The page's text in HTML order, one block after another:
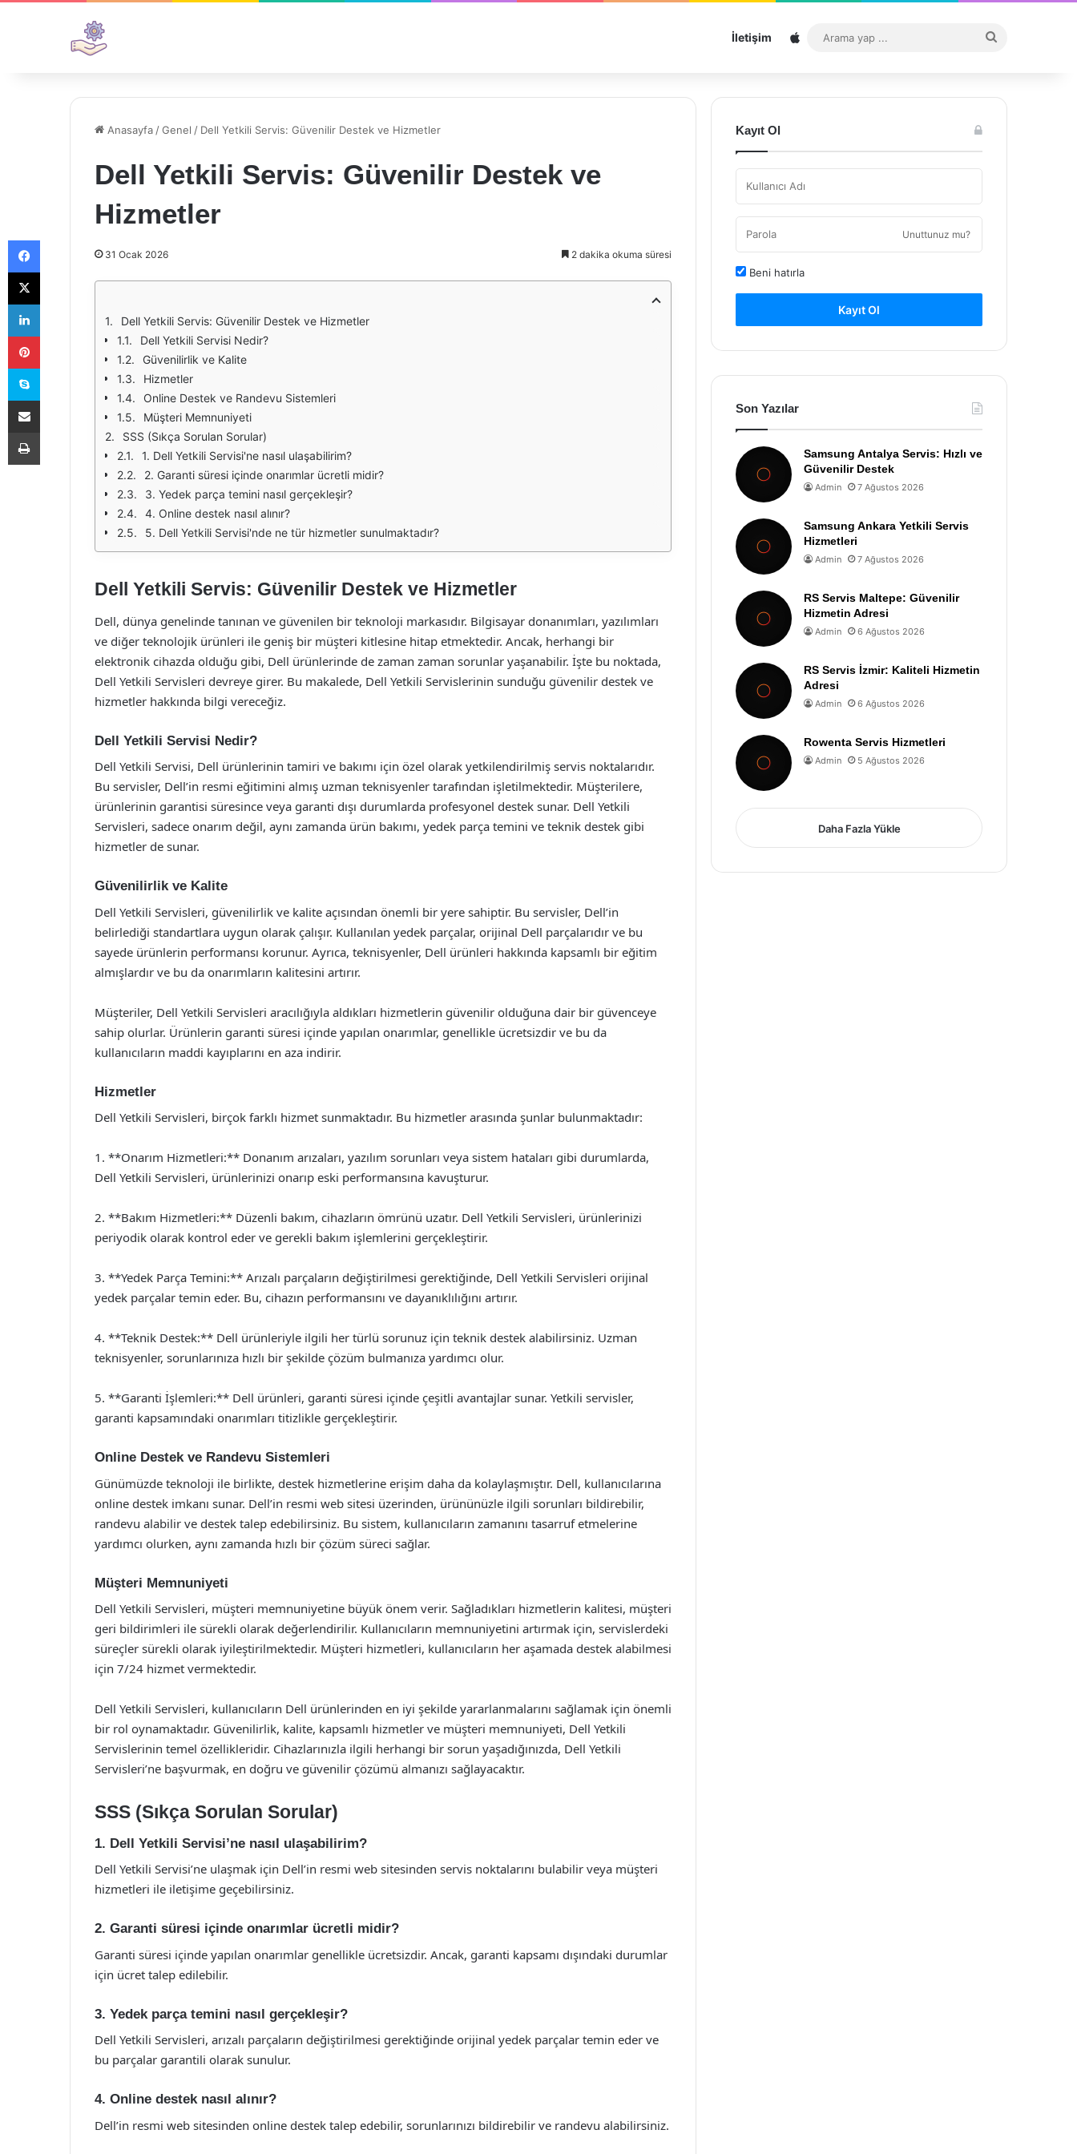
İletişim Sitemap
...
Anasayfa /Genel / Dell Yetkili Servis: Güvenilir Destek ve Hizmetler
Dell Yetkili Servis: Güvenilir Destek ve
Hizmetler
31 Ocak 2026 2 dakika okuma süresi
Dell Yetkili Servis: Güvenilir Destek ve Hizmetler
Dell Yetkili Servisi Nedir?
Güvenilirlik ve Kalite
Hizmetler
Online Destek ve Randevu Sistemleri
Müşteri Memnuniyeti
SSS (Sıkça Sorulan Sorular)
1. Dell Yetkili Servisi'ne nasıl ulaşabilirim?
2. Garanti süresi içinde onarımlar ücretli midir?
3. Yedek parça temini nasıl gerçekleşir?
4. Online destek nasıl alınır?
5. Dell Yetkili Servisi'nde ne tür hizmetler sunulmaktadır?
Dell Yetkili Servis: Güvenilir Destek ve Hizmetler
Dell, dünya genelinde tanınan ve güvenilen bir teknoloji markasıdır. Bilgisayar donanımları, yazılımları
ve diğer teknolojik ürünleri ile geniş bir müşteri kitlesine hitap etmektedir. Ancak, herhangi bir
elektronik cihazda olduğu gibi, Dell ürünlerinde de zaman zaman sorunlar yaşanabilir. İşte bu noktada,
Dell Yetkili Servisleri devreye girer. Bu makalede, Dell Yetkili Servislerinin sunduğu güvenilir destek ve
hizmetler hakkında bilgi vereceğiz.
Dell Yetkili Servisi Nedir?
Dell Yetkili Servisi, Dell ürünlerinin tamiri ve bakımı için özel olarak yetkilendirilmiş servis noktalarıdır.
Bu servisler, Dell’in resmi eğitimini almış uzman teknisyenler tarafından işletilmektedir. Müşterilere,
ürünlerinin garantisi süresince veya garanti dışı durumlarda profesyonel destek sunar. Dell Yetkili
Servisleri, sadece onarım değil, aynı zamanda ürün bakımı, yedek parça temini ve teknik destek gibi
hizmetler de sunar.
Güvenilirlik ve Kalite
Dell Yetkili Servisleri, güvenilirlik ve kalite açısından önemli bir yere sahiptir. Bu servisler, Dell’in
belirlediği standartlara uygun olarak çalışır. Kullanılan yedek parçalar, orijinal Dell parçalarıdır ve bu
sayede ürünlerin performansı korunur. Ayrıca, teknisyenler, Dell ürünleri hakkında kapsamlı bir eğitim
almışlardır ve bu da onarımların kalitesini artırır.
Müşteriler, Dell Yetkili Servisleri aracılığıyla aldıkları hizmetlerin güvenilir olduğuna dair bir güvenceye
sahip olurlar. Ürünlerin garanti süresi içinde yapılan onarımlar, genellikle ücretsizdir ve bu da
kullanıcıların maddi kayıplarını en aza indirir.
Hizmetler
Dell Yetkili Servisleri, birçok farklı hizmet sunmaktadır. Bu hizmetler arasında şunlar bulunmaktadır:
1. **Onarım Hizmetleri:** Donanım arızaları, yazılım sorunları veya sistem hataları gibi durumlarda,
Dell Yetkili Servisleri, ürünlerinizi onarıp eski performansına kavuşturur.
2. **Bakım Hizmetleri:** Düzenli bakım, cihazların ömrünü uzatır. Dell Yetkili Servisleri, ürünlerinizi
periyodik olarak kontrol eder ve gerekli bakım işlemlerini gerçekleştirir.
3. **Yedek Parça Temini:** Arızalı parçaların değiştirilmesi gerektiğinde, Dell Yetkili Servisleri orijinal
yedek parçalar temin eder. Bu, cihazın performansını ve dayanıklılığını artırır.
4. **Teknik Destek:** Dell ürünleriyle ilgili her türlü sorunuz için teknik destek alabilirsiniz. Uzman
teknisyenler, sorunlarınıza hızlı bir şekilde çözüm bulmanıza yardımcı olur.
5. **Garanti İşlemleri:** Dell ürünleri, garanti süresi içinde çeşitli avantajlar sunar. Yetkili servisler,
garanti kapsamındaki onarımları titizlikle gerçekleştirir.
Online Destek ve Randevu Sistemleri
Günümüzde teknoloji ile birlikte, destek hizmetlerine erişim daha da kolaylaşmıştır. Dell, kullanıcılarına
online destek imkanı sunar. Dell’in resmi web sitesi üzerinden, ürününüzle ilgili sorunları bildirebilir,
randevu alabilir ve destek talep edebilirsiniz. Bu sistem, kullanıcıların zamanını tasarruf etmelerine
yardımcı olurken, aynı zamanda hızlı bir çözüm süreci sağlar.
Müşteri Memnuniyeti
Dell Yetkili Servisleri, müşteri memnuniyetine büyük önem verir. Sağladıkları hizmetlerin kalitesi, müşteri
geri bildirimleri ile sürekli olarak değerlendirilir. Kullanıcıların memnuniyetini artırmak için, servislerdeki
süreçler sürekli olarak iyileştirilmektedir. Müşteri hizmetleri, kullanıcıların her aşamada destek alabilmesi
için 7/24 hizmet vermektedir.
Dell Yetkili Servisleri, kullanıcıların Dell ürünlerinden en iyi şekilde yararlanmalarını sağlamak için önemli
bir rol oynamaktadır. Güvenilirlik, kalite, kapsamlı hizmetler ve müşteri memnuniyeti, Dell Yetkili
Servislerinin temel özellikleridir. Cihazlarınızla ilgili herhangi bir sorun yaşadığınızda, Dell Yetkili
Servisleri’ne başvurmak, en doğru ve güvenilir çözümü almanızı sağlayacaktır.
SSS (Sıkça Sorulan Sorular)
1. Dell Yetkili Servisi’ne nasıl ulaşabilirim?
Dell Yetkili Servisi’ne ulaşmak için Dell’in resmi web sitesinden servis noktalarını bulabilir veya müşteri
hizmetleri ile iletişime geçebilirsiniz.
2. Garanti süresi içinde onarımlar ücretli midir?
Garanti süresi içinde yapılan onarımlar genellikle ücretsizdir. Ancak, garanti kapsamı dışındaki durumlar
için ücret talep edilebilir.
3. Yedek parça temini nasıl gerçekleşir?
Dell Yetkili Servisleri, arızalı parçaların değiştirilmesi gerektiğinde orijinal yedek parçalar temin eder ve
bu parçalar garantili olarak sunulur.
4. Online destek nasıl alınır?
Dell’in resmi web sitesinden online destek talep edebilir, sorunlarınızı bildirebilir ve randevu alabilirsiniz.
Kayıt Ol
Unuttunuz mu?
Beni hatırla
Kayıt Ol
Son Yazılar
Samsung Antalya Servis: Hızlı ve
Güvenilir Destek
Admin 7 Ağustos 2026
Samsung Ankara Yetkili Servis
Hizmetleri
Admin 7 Ağustos 2026
RS Servis Maltepe: Güvenilir
Hizmetin Adresi
Admin 6 Ağustos 2026
RS Servis İzmir: Kaliteli Hizmetin
Adresi
Admin 6 Ağustos 2026
Rowenta Servis Hizmetleri
Admin 5 Ağustos 2026
Daha Fazla Yükle
Facebook
X
LinkedIn
Pinterest
Skype
E-Posta ile paylaş